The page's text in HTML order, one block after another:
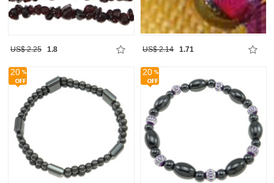
US$ 2.25 1.8 US$ 2.14 1.71
20 20